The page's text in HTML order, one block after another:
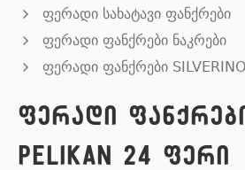
ფერადი სახატავი ფანქრები
ფერადი ფანქრები ნაკრები
ფერადი ფანქრები
ფერადი ფანქრები
Pelikan 24 ფერი